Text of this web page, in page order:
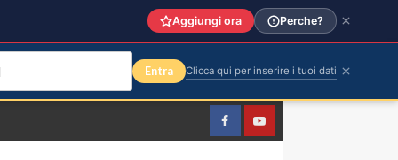
FacebookYountube
Aggiungi ora Perche?
Entra Clicca qui per inserire i tuoi dati